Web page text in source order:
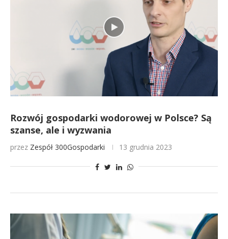
Rozwój gospodarki wodorowej w Polsce? Są
szanse, ale i wyzwania
przez Zespół 300Gospodarki 13 grudnia 2023